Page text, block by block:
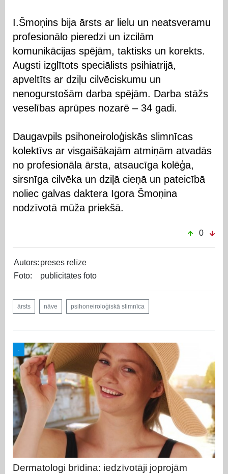
I.Šmoņins bija ārsts ar lielu un neatsveramu
profesionālo pieredzi un izcilām
komunikācijas spējām, taktisks un korekts.
Augsti izglītots speciālists psihiatrijā,
apveltīts ar dziļu cilvēciskumu un
nenogurstošām darba spējām. Darba stāžs
veselības aprūpes nozarē – 34 gadi.
Daugavpils psihoneiroloģiskās slimnīcas
kolektīvs ar visgaišākajām atmiņām atvadās
no profesionāla ārsta, atsaucīga kolēģa,
sirsnīga cilvēka un dziļā cieņā un pateicībā
noliec galvas daktera Igora Šmoņina
nodzīvotā mūža priekšā.
0
Autors: preses relīze
Foto:
publicitātes foto
ārsts nāve psihoneiroloģiskā slimnīca
-
Dermatologi brīdina: iedzīvotāji joprojām